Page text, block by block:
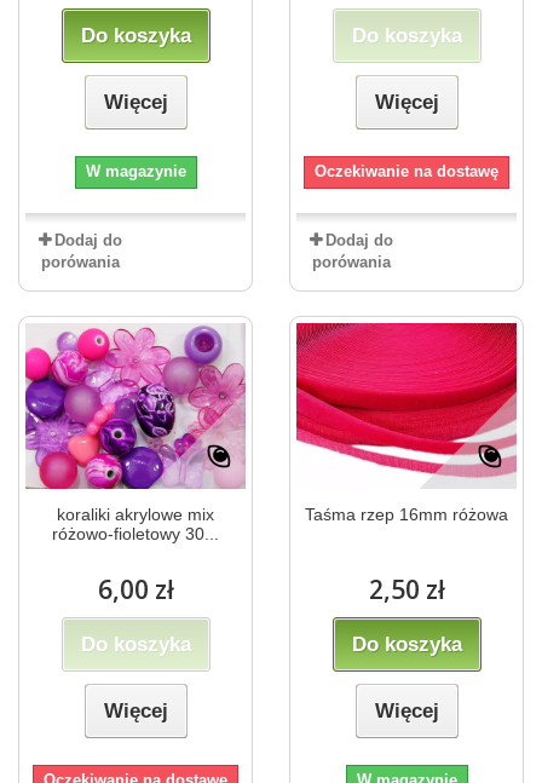
Do koszyka
Więcej
W magazynie
Dodaj do
porówania
Do koszyka
Więcej
Oczekiwanie na dostawę
Dodaj do
porówania
koraliki akrylowe mix
różowo-fioletowy 30...
6,00 zł
Do koszyka
Więcej
Taśma rzep 16mm różowa
2,50 zł
Do koszyka
Więcej